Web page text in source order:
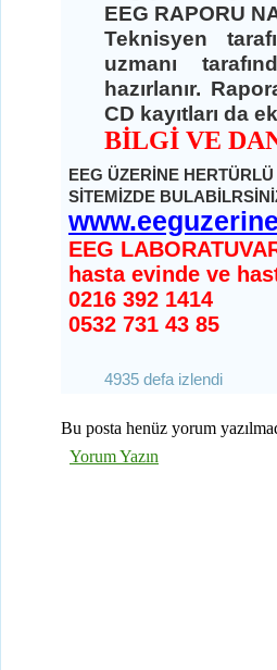
EEG RAPORU
Teknisyen
uzmanı
hazırlanır.
CD kayıtları da
BİLGİ VE
EEG ÜZERİNE
SİTEMİZDE
EEG
hasta evinde ve
0216 392 1414
0532 731 43 85
4935 defa izlendi
Bu posta henüz yorum
Yorum Yazın